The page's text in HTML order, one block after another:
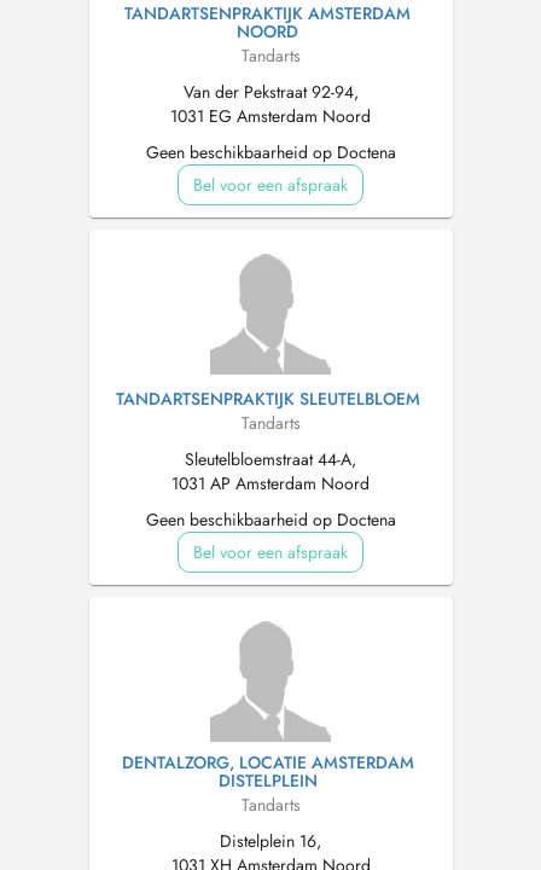
TANDARTSENPRAKTIJK AMSTERDAM
NOORD
Tandarts
Van der Pekstraat 92-94,
1031 EG Amsterdam Noord
Geen beschikbaarheid op Doctena
Bel voor een afspraak
TANDARTSENPRAKTIJK SLEUTELBLOEM
Tandarts
Sleutelbloemstraat 44-A,
1031 AP Amsterdam Noord
Geen beschikbaarheid op Doctena
Bel voor een afspraak
DENTALZORG, LOCATIE AMSTERDAM
DISTELPLEIN
Tandarts
Distelplein 16,
1031 XH Amsterdam Noord